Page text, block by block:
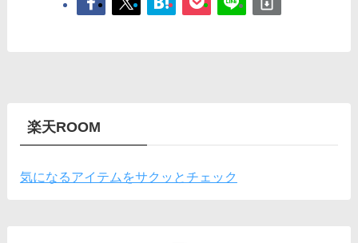
楽天ROOM
気になるアイテムをサクッとチェック